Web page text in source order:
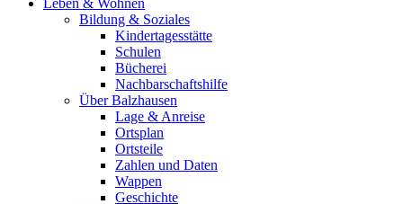
Leben & Wohnen
Bildung & Soziales
Kindertagesstätte
Schulen
Bücherei
Nachbarschaftshilfe
Über Balzhausen
Lage & Anreise
Ortsplan
Ortsteile
Zahlen und Daten
Wappen
Geschichte